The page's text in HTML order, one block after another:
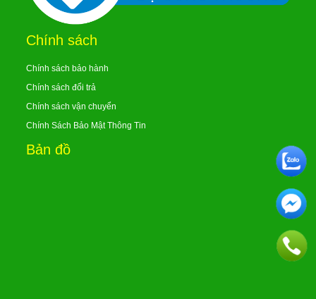
Chính sách
Chính sách bảo hành
Chính sách đổi trả
Chính sách vận chuyển
Chính Sách Bảo Mật Thông Tin
Bản đồ